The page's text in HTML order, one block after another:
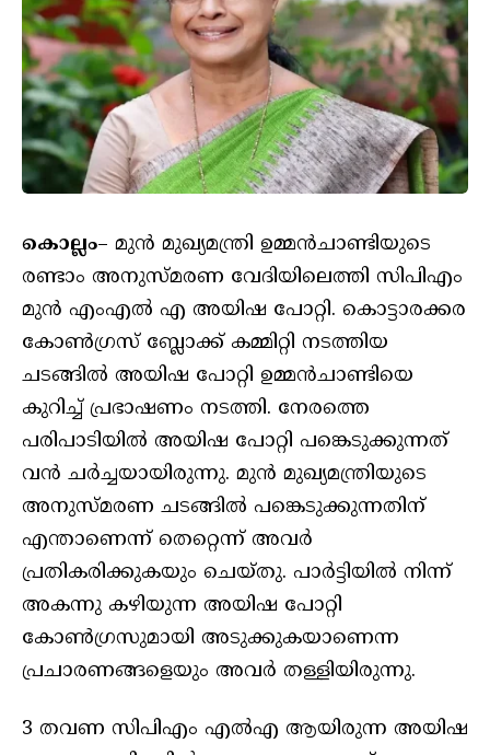
കൊല്ലം– മുന്‍ മുഖ്യമന്ത്രി ഉമ്മന്‍ചാണ്ടിയുടെ
രണ്ടാം അനുസ്മരണ വേദിയിലെത്തി സിപിഎം
മുന്‍ എംഎല്‍ എ അയിഷ പോറ്റി. കൊട്ടാരക്കര
കോണ്‍ഗ്രസ് ബ്ലോക്ക് കമ്മിറ്റി നടത്തിയ
ചടങ്ങിൽ അയിഷ പോറ്റി ഉമ്മൻചാണ്ടിയെ
കുറിച്ച് പ്രഭാഷണം നടത്തി. നേരത്തെ
പരിപാടിയില്‍ അയിഷ പോറ്റി പങ്കെടുക്കുന്നത്
വൻ ചർച്ചയായിരുന്നു. മുന്‍ മുഖ്യമന്ത്രിയുടെ
അനുസ്മരണ ചടങ്ങില്‍ പങ്കെടുക്കുന്നതിന്
എന്താണെന്ന് തെറ്റെന്ന് അവര്‍
പ്രതികരിക്കുകയും ചെയ്തു. പാര്‍ട്ടിയില്‍ നിന്ന്
അകന്നു കഴിയുന്ന അയിഷ പോറ്റി
കോണ്‍ഗ്രസുമായി അടുക്കുകയാണെന്ന
പ്രചാരണങ്ങളെയും അവര്‍ തള്ളിയിരുന്നു.
3 തവണ സിപിഎം എല്‍എ ആയിരുന്ന അയിഷ